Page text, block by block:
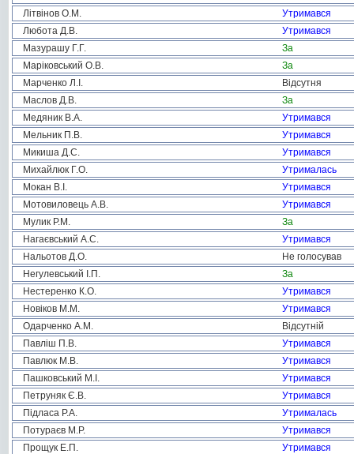
Літвінов О.М.
Утримався
Любота Д.В.
Утримався
Мазурашу Г.Г.
За
Маріковський О.В.
За
Марченко Л.І.
Відсутня
Маслов Д.В.
За
Медяник В.А.
Утримався
Мельник П.В.
Утримався
Микиша Д.С.
Утримався
Михайлюк Г.О.
Утрималась
Мокан В.І.
Утримався
Мотовиловець А.В.
Утримався
Мулик Р.М.
За
Нагаєвський А.С.
Утримався
Нальотов Д.О.
Не голосував
Негулевський І.П.
За
Нестеренко К.О.
Утримався
Новіков М.М.
Утримався
Одарченко А.М.
Відсутній
Павліш П.В.
Утримався
Павлюк М.В.
Утримався
Пашковський М.І.
Утримався
Петруняк Є.В.
Утримався
Підласа Р.А.
Утрималась
Потураєв М.Р.
Утримався
Прощук Е.П.
Утримався